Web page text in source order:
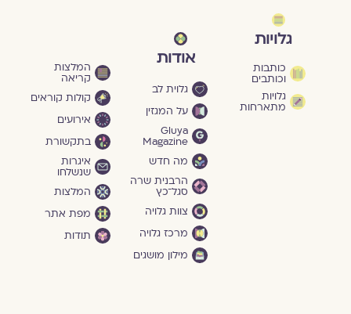
גלויות
כותבות
וכותבים
גלויות
מתארחות
אודות
גלוית לב
על המגזין
Gluya
Magazine
מה חדש
הרבנית שרה
סגל־כץ
צוות גלויה
מרכז גלויה
מילון מושגים
המלצות
קריאה
קולות קוראים
אירועים
בתקשורת
איגרות
שנשלחו
המלצות
מפת אתר
תודות